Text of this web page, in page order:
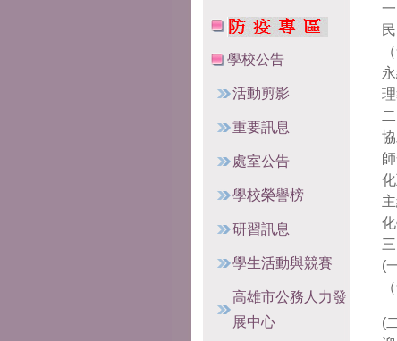
學校公告
活動剪影
重要訊息
處室公告
學校榮譽榜
研習訊息
學生活動與競賽
高雄市公務人力發
展中心
(
(